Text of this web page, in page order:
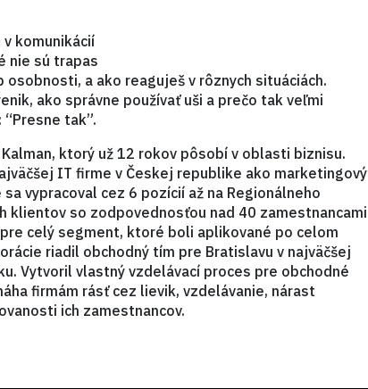
komunikácií
nie sú trapas
a ako reaguješ v rôznych situáciách.
ako správne používať uši a prečo tak veľmi
tak”.
ktorý už 12 rokov pôsobí v oblasti biznisu.
IT firme v Českej republike ako marketingový
vypracoval cez 6 pozícií až na Regionálneho
klientov so zodpovednosťou nad 40 zamestnancami
celý segment, ktoré boli aplikované po celom
riadil obchodný tím pre Bratislavu v najväčšej
Vytvoril vlastný vzdelávací proces pre obchodné
firmám rásť cez lievik, vzdelávanie, nárast
ich zamestnancov.